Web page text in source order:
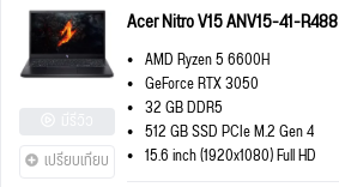
เปรียบเทียบ
Acer Nitro V15 ANV15-41-R488
AMD Ryzen 5 6600H
GeForce RTX 3050
32 GB DDR5
512 GB SSD PCIe M.2 Gen 4
15.6 inch (1920x1080) Full HD